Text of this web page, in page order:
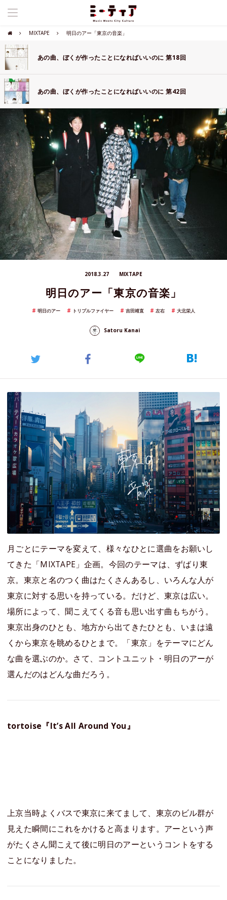
MIXTAPE 明日のアー「東京の音楽」
あの曲、ぼくが作ったことになればいいのに 第18回
あの曲、ぼくが作ったことになればいいのに 第42回
2018.3.27 MIXTAPE
明日のアー「東京の音楽」
明日のアー トリプルファイヤー 吉田靖直 左右 大北栄人
Satoru Kanai
月ごとにテーマを変えて、様々なひとに選曲をお願いし
てきた「MIXTAPE」企画。今回のテーマは、ずばり東
京。東京と名のつく曲はたくさんあるし、いろんな人が
東京に対する思いを持っている。だけど、東京は広い。
場所によって、聞こえてくる音も思い出す曲もちがう。
東京出身のひとも、地方から出てきたひとも、いまは遠
くから東京を眺めるひとまで。「東京」をテーマにどん
な曲を選ぶのか。さて、コントユニット・明日のアーが
選んだのはどんな曲だろう。
tortoise『It’s All Around You』
上京当時よくバスで東京に来てまして、東京のビル群が
見えた瞬間にこれをかけると高まります。アーという声
がたくさん聞こえて後に明日のアーというコントをする
ことになりました。